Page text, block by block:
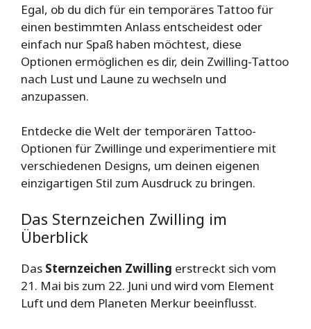
Egal, ob du dich für ein temporäres Tattoo für
einen bestimmten Anlass entscheidest oder
einfach nur Spaß haben möchtest, diese
Optionen ermöglichen es dir, dein Zwilling-Tattoo
nach Lust und Laune zu wechseln und
anzupassen.
Entdecke die Welt der temporären Tattoo-
Optionen für Zwillinge und experimentiere mit
verschiedenen Designs, um deinen eigenen
einzigartigen Stil zum Ausdruck zu bringen.
Das Sternzeichen Zwilling im
Überblick
Das Sternzeichen Zwilling erstreckt sich vom
21. Mai bis zum 22. Juni und wird vom Element
Luft und dem Planeten Merkur beeinflusst.